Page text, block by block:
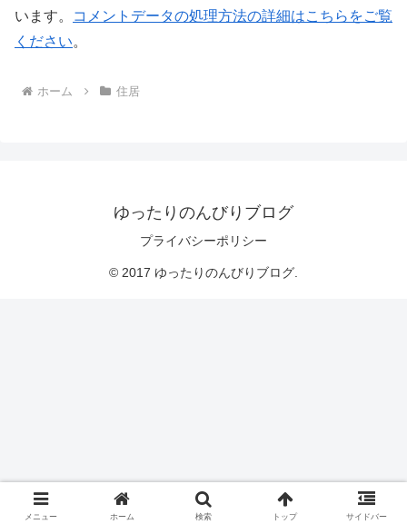
います。
コメントデータの処理方法の詳細はこちらをご覧
ください。
ホーム 住居
ゆったりのんびりブログ
プライバシーポリシー
© 2017 ゆったりのんびりブログ.
メニュー ホーム 検索 トップ サイドバー